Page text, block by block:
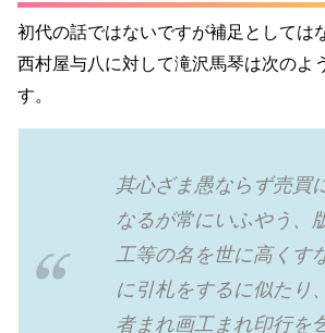
初代の話ではないですが補足としては
西村屋与八に対して滝沢馬琴は次のよ
す。
其心ざま愚ならず売買
なるが常にいふやう、
工等の名を世に高くす
に引札をするに似たり
者まれ画工まれ印行を